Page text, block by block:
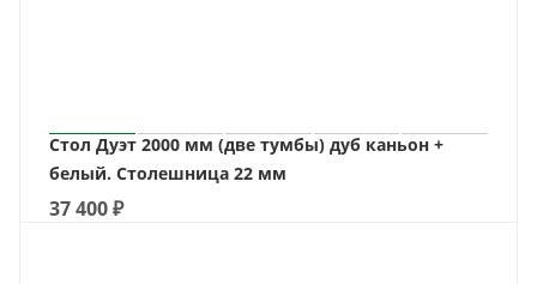
Стол Дуэт 2000 мм (две тумбы) дуб каньон +
белый. Столешница 22 мм
37 400₽